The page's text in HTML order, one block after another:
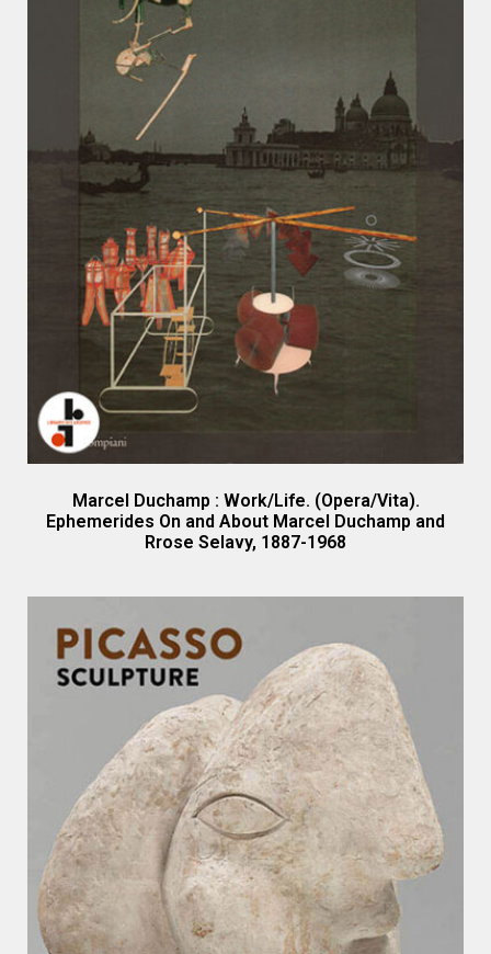
Marcel Duchamp : Work/Life. (Opera/Vita).
Ephemerides On and About Marcel Duchamp and
Rrose Selavy, 1887-1968